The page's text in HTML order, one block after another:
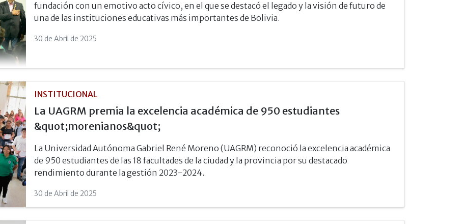
fundación con un emotivo acto cívico, en el que se destacó el legado y la visión de futuro de
una de las instituciones educativas más importantes de Bolivia.
30 de Abril de 2025
INSTITUCIONAL
La UAGRM premia la excelencia académica de 950 estudiantes
&quot;morenianos&quot;
La Universidad Autónoma Gabriel René Moreno (UAGRM) reconoció la excelencia académica
de 950 estudiantes de las 18 facultades de la ciudad y la provincia por su destacado
rendimiento durante la gestión 2023-2024.
30 de Abril de 2025